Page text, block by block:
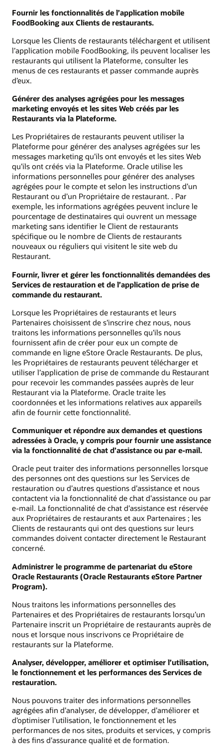
Fournir les fonctionnalités de l’application mobile
FoodBooking aux Clients de restaurants.
Lorsque les Clients de restaurants téléchargent et utilisent
l’application mobile FoodBooking, ils peuvent localiser les
restaurants qui utilisent la Plateforme, consulter les
menus de ces restaurants et passer commande auprès
d’eux.
Générer des analyses agrégées pour les messages
marketing envoyés et les sites Web créés par les
Restaurants via la Plateforme.
Les Propriétaires de restaurants peuvent utiliser la
Plateforme pour générer des analyses agrégées sur les
messages marketing qu’ils ont envoyés et les sites Web
qu’ils ont créés via la Plateforme. Oracle utilise les
informations personnelles pour générer des analyses
agrégées pour le compte et selon les instructions d’un
Restaurant ou d’un Propriétaire de restaurant. . Par
exemple, les informations agrégées peuvent inclure le
pourcentage de destinataires qui ouvrent un message
marketing sans identifier le Client de restaurants
spécifique ou le nombre de Clients de restaurants
nouveaux ou réguliers qui visitent le site web du
Restaurant.
Fournir, livrer et gérer les fonctionnalités demandées des
Services de restauration et de l’application de prise de
commande du restaurant.
Lorsque les Propriétaires de restaurants et leurs
Partenaires choisissent de s’inscrire chez nous, nous
traitons les informations personnelles qu’ils nous
fournissent afin de créer pour eux un compte de
commande en ligne eStore Oracle Restaurants. De plus,
les Propriétaires de restaurants peuvent télécharger et
utiliser l’application de prise de commande du Restaurant
pour recevoir les commandes passées auprès de leur
Restaurant via la Plateforme. Oracle traite les
coordonnées et les informations relatives aux appareils
afin de fournir cette fonctionnalité.
Communiquer et répondre aux demandes et questions
adressées à Oracle, y compris pour fournir une assistance
via la fonctionnalité de chat d’assistance ou par e-mail.
Oracle peut traiter des informations personnelles lorsque
des personnes ont des questions sur les Services de
restauration ou d’autres questions d’assistance et nous
contactent via la fonctionnalité de chat d’assistance ou par
e-mail. La fonctionnalité de chat d’assistance est réservée
aux Propriétaires de restaurants et aux Partenaires ; les
Clients de restaurants qui ont des questions sur leurs
commandes doivent contacter directement le Restaurant
concerné.
Administrer le programme de partenariat du eStore
Oracle Restaurants (Oracle Restaurants eStore Partner
Program).
Nous traitons les informations personnelles des
Partenaires et des Propriétaires de restaurants lorsqu’un
Partenaire inscrit un Propriétaire de restaurants auprès de
nous et lorsque nous inscrivons ce Propriétaire de
restaurants sur la Plateforme.
Analyser, développer, améliorer et optimiser l’utilisation,
le fonctionnement et les performances des Services de
restauration.
Nous pouvons traiter des informations personnelles
agrégées afin d’analyser, de développer, d’améliorer et
d’optimiser l’utilisation, le fonctionnement et les
performances de nos sites, produits et services, y compris
à des fins d’assurance qualité et de formation.